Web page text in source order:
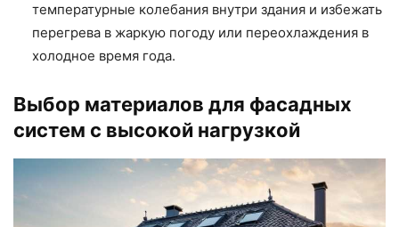
температурные колебания внутри здания и избежать
перегрева в жаркую погоду или переохлаждения в
холодное время года.
Выбор материалов для фасадных
систем с высокой нагрузкой